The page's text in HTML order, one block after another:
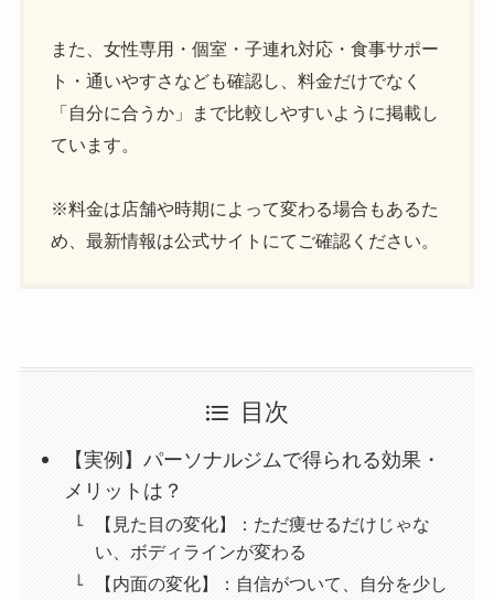
また、女性専用・個室・子連れ対応・食事サポー
ト・通いやすさなども確認し、料金だけでなく
「自分に合うか」まで比較しやすいように掲載し
ています。
※料金は店舗や時期によって変わる場合もあるた
め、最新情報は公式サイトにてご確認ください。
目次
【実例】パーソナルジムで得られる効果・
メリットは？
【見た目の変化】：ただ痩せるだけじゃな
い、ボディラインが変わる
【内面の変化】：自信がついて、自分を少し